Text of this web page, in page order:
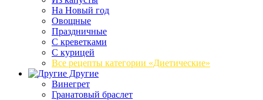
На Новый год
Овощные
Праздничные
С креветками
С курицей
Все рецепты категории «Диетические»
Другие
Винегрет
Гранатовый браслет